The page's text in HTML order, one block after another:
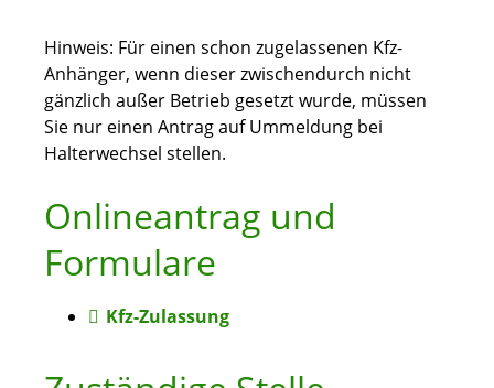
Hinweis: Für einen schon zugelassenen Kfz-
Anhänger, wenn dieser zwischendurch nicht
gänzlich außer Betrieb gesetzt wurde, müssen
Sie nur einen Antrag auf Ummeldung bei
Halterwechsel stellen.
Onlineantrag und
Formulare
Kfz-Zulassung